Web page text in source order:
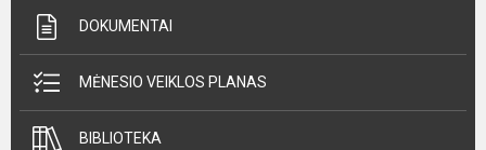
DOKUMENTAI
MĖNESIO VEIKLOS PLANAS
BIBLIOTEKA